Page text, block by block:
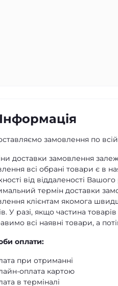
Iнформація
замовлення по всій
доставки замовлення
всі обрані товари є в
від віддаленості
термін доставки
клієнтам якомога
У разі, якщо частина
всі наявні товари, а
оплати:
при отриманні
оплата картою
в терміналі